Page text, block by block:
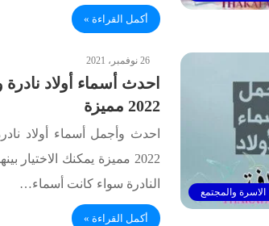
أكمل القراءة »
الاسرة والمجتمع
26 نوفمبر، 2021
احدث أسماء أولاد نادرة
2022 مميزة
احدث وأجمل أسماء أولاد
2022 مميزة يمكنك الاختيار
النادرة سواء كانت أسماء…
أكمل القراءة »